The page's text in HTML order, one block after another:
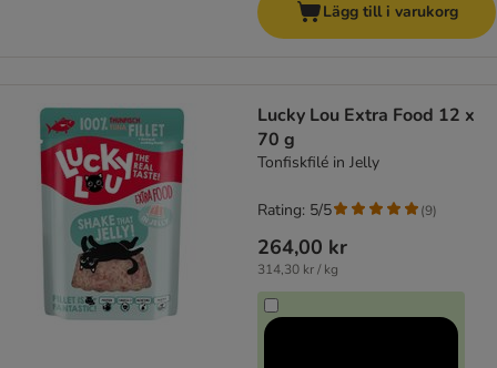
Lägg till i varukorg
Lucky Lou Extra Food 12 x
70 g
Tonfiskfilé in Jelly
264,00 kr
314,30 kr / kg
Rating: 5/5 (9)